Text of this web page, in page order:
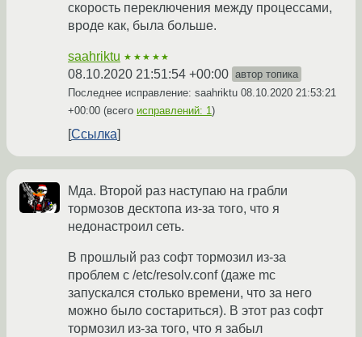
скорость переключения между процессами,
вроде как, была больше.
saahriktu ★★★★★
08.10.2020 21:51:54 +00:00 автор топика
Последнее исправление: saahriktu 08.10.2020 21:53:21
+00:00 (всего исправлений: 1)
Ссылка
Мда. Второй раз наступаю на грабли
тормозов десктопа из-за того, что я
недонастроил сеть.
В прошлый раз софт тормозил из-за
проблем с /etc/resolv.conf (даже mc
запускался столько времени, что за него
можно было состариться). В этот раз софт
тормозил из-за того, что я забыл